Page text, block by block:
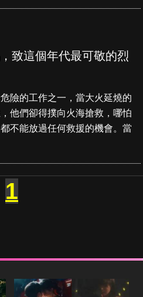
致這個年代最可敬的烈
險的工作之一，當大火延燒的
他們卻得撲向火海搶救，哪怕
不能放過任何救援的機會。當
1